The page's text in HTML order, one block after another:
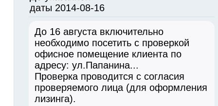
даты 2014-08-16
До 16 августа включительно
необходимо посетить с проверкой
офисное помещение клиента по
адресу: ул.Папанина...
Проверка проводится с согласия
проверяемого лица (для оформления
лизинга).